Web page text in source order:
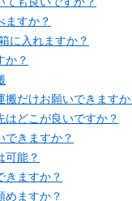
ますか？
に入れますか？
か？
搬だけお願いできます
どこが良いですか？
できますか？
可能？
きますか？
めますか？